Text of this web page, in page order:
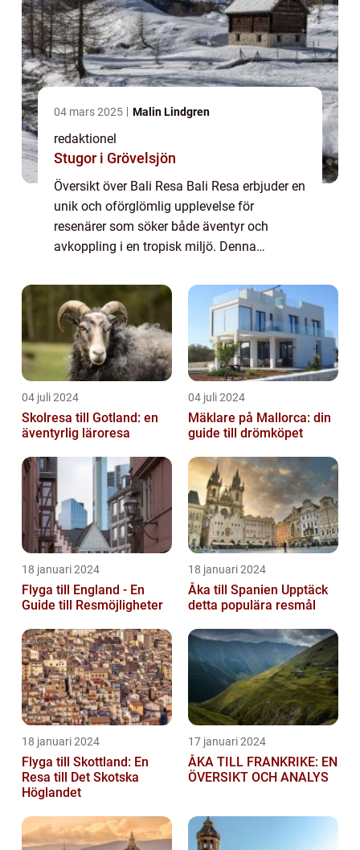
04 mars 2025 Malin Lindgren
redaktionel
Stugor i Grövelsjön
Översikt över Bali Resa Bali Resa erbjuder en
unik och oförglömlig upplevelse för
resenärer som söker både äventyr och
avkoppling i en tropisk miljö. Denna
en populär destination för både backpackers
och ly...
04 juli 2024
Skolresa till Gotland: en
äventyrlig läroresa
04 juli 2024
Mäklare på Mallorca: din
guide till drömköpet
18 januari 2024
Flyga till England - En
Guide till Resmöjligheter
18 januari 2024
Åka till Spanien Upptäck
detta populära resmål
18 januari 2024
Flyga till Skottland: En
Resa till Det Skotska
Höglandet
17 januari 2024
ÅKA TILL FRANKRIKE: EN
ÖVERSIKT OCH ANALYS